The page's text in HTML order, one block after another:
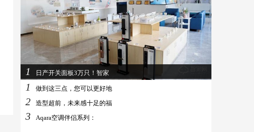
1 日产开关面板3万只！智家
1 做到这三点，您可以更好地
2 造型超前，未来感十足的福
3 Aqara空调伴侣系列：